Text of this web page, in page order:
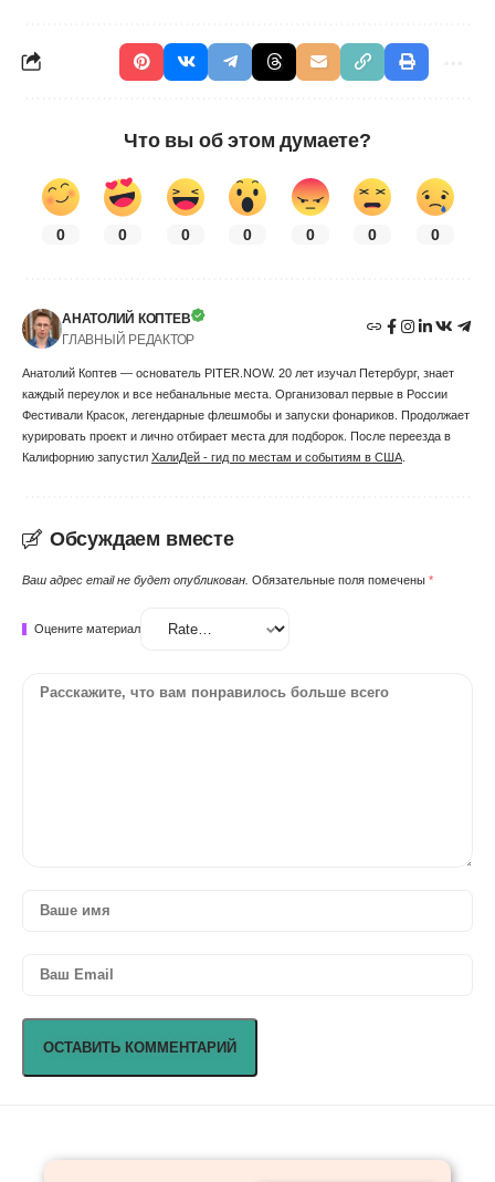
Что вы об этом думаете?
0 0 0 0 0 0 0
АНАТОЛИЙ КОПТЕВ
ГЛАВНЫЙ РЕДАКТОР
Анатолий Коптев — основатель PITER.NOW. 20 лет изучал Петербург, знает
каждый переулок и все небанальные места. Организовал первые в России
Фестивали Красок, легендарные флешмобы и запуски фонариков. Продолжает
курировать проект и лично отбирает места для подборок. После переезда в
Калифорнию запустил ХалиДей - гид по местам и событиям в США
Обсуждаем вместе
Ваш адрес email не будет опубликован. Обязательные поля помечены *
Оцените материал